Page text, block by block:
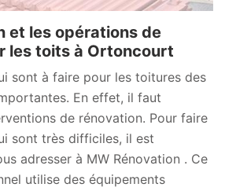
et les opérations de
les toits à Ortoncourt
sont à faire pour les toitures des
En effet, il faut
de rénovation. Pour faire
sont très difficiles, il est
adresser à MW Rénovation . Ce
utilise des équipements